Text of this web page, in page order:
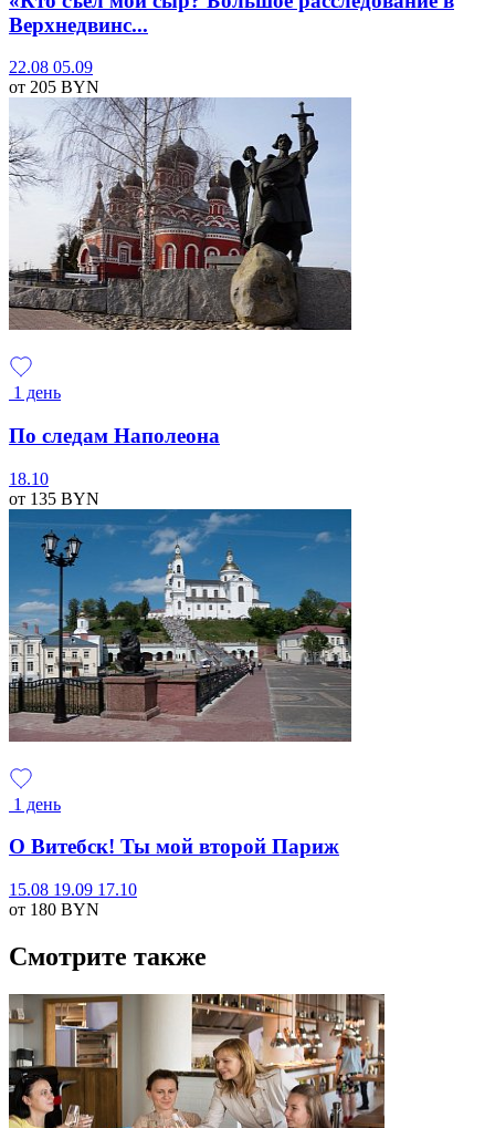
Верхнедвинс...
22.08 05.09
от 205 BYN
1 день
По следам Наполеона
18.10
от 135 BYN
1 день
О Витебск! Ты мой второй Париж
15.08 19.09 17.10
от 180 BYN
Смотрите также